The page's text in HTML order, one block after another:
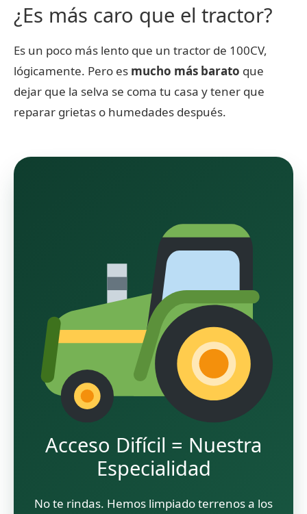
¿Es más caro que el tractor?
Es un poco más lento que un tractor de 100CV,
lógicamente. Pero es mucho más barato que
dejar que la selva se coma tu casa y tener que
reparar grietas o humedades después.
Acceso Difícil = Nuestra
Especialidad
No te rindas. Hemos limpiado terrenos a los